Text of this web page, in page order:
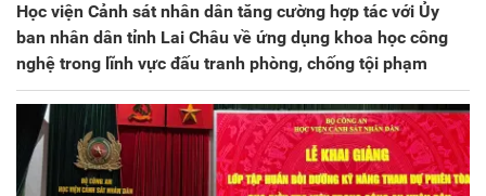
Học viện Cảnh sát nhân dân tăng cường hợp tác với Ủy
ban nhân dân tỉnh Lai Châu về ứng dụng khoa học công
nghệ trong lĩnh vực đấu tranh phòng, chống tội phạm